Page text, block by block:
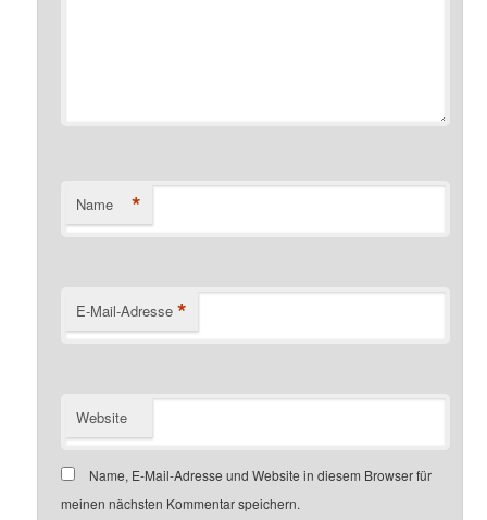
Name *
E-Mail-Adresse *
Website
Name, E-Mail-Adresse und Website in diesem Browser für
meinen nächsten Kommentar speichern.